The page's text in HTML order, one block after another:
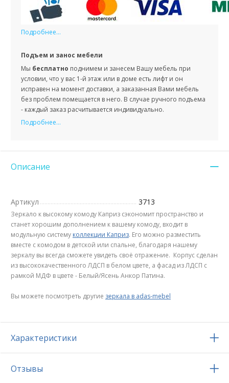
Подробнее...
Подъем и занос мебели
Мы бесплатно поднимем и занесем Вашу мебель при
условии, что у вас 1-й этаж или в доме есть лифт и он
исправен на момент доставки, а заказанная Вами мебель
без проблем помещается в него. В случае ручного подъема
- каждый заказ расчитывается индивидуально.
Подробнее...
Описание
Артикул 3713
Зеркало к высокому комоду Каприз сэкономит пространство и
станет хорошим дополнением к вашему комоду, входит в
модульную систему коллекции Каприз. Его можно разместить
вместе с комодом в детской или спальне, благодаря нашему
зеркалу вы всегда сможете увидеть своё отражение. Корпус сделан
из высококачественного ЛДСП в белом цвете, а фасад из ЛДСП с
рамкой МДФ в цвете - Белый/Ясень Анкор Патина.
Вы можете посмотреть другие зеркала в adas-mebel
Характеристики
Отзывы